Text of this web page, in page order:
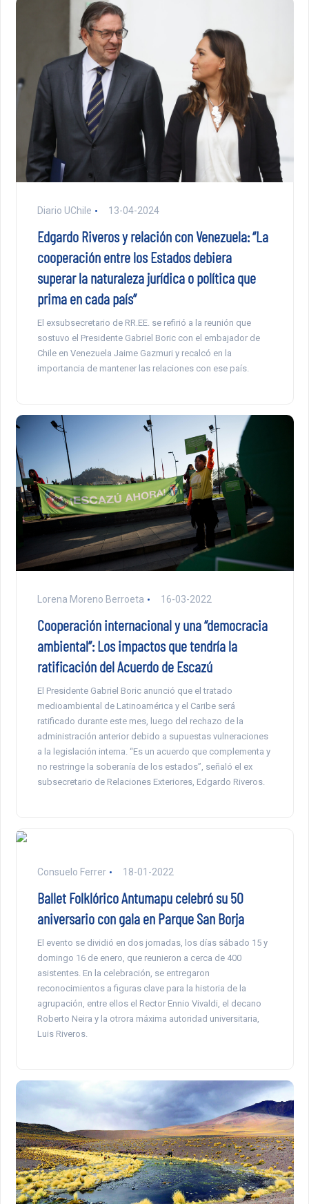
Diario UChile 13-04-2024
Edgardo Riveros y relación con Venezuela: “La
cooperación entre los Estados debiera
superar la naturaleza jurídica o política que
prima en cada país”
El exsubsecretario de RR.EE. se refirió a la reunión que
sostuvo el Presidente Gabriel Boric con el embajador de
Chile en Venezuela Jaime Gazmuri y recalcó en la
importancia de mantener las relaciones con ese país.
Lorena Moreno Berroeta 16-03-2022
Cooperación internacional y una “democracia
ambiental”: Los impactos que tendría la
ratificación del Acuerdo de Escazú
El Presidente Gabriel Boric anunció que el tratado
medioambiental de Latinoamérica y el Caribe será
ratificado durante este mes, luego del rechazo de la
administración anterior debido a supuestas vulneraciones
a la legislación interna. “Es un acuerdo que complementa y
no restringe la soberanía de los estados”, señaló el ex
subsecretario de Relaciones Exteriores, Edgardo Riveros.
Consuelo Ferrer 18-01-2022
Ballet Folklórico Antumapu celebró su 50
aniversario con gala en Parque San Borja
El evento se dividió en dos jornadas, los días sábado 15 y
domingo 16 de enero, que reunieron a cerca de 400
asistentes. En la celebración, se entregaron
reconocimientos a figuras clave para la historia de la
agrupación, entre ellos el Rector Ennio Vivaldi, el decano
Roberto Neira y la otrora máxima autoridad universitaria,
Luis Riveros.